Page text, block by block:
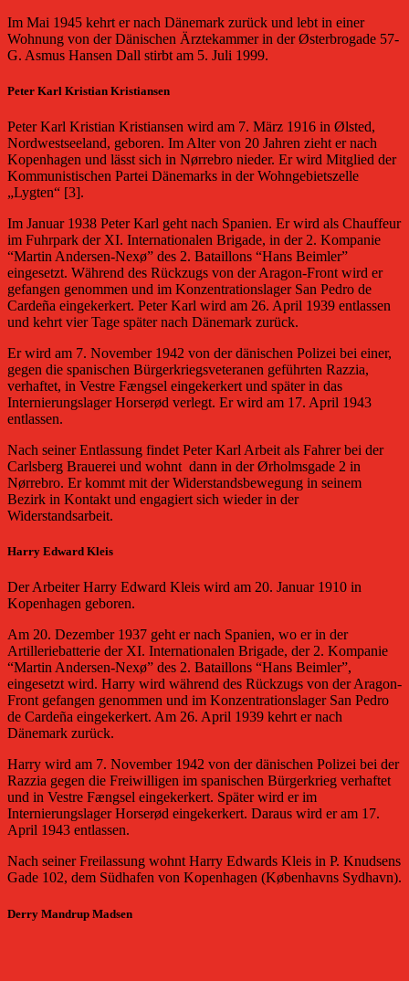
Im Mai 1945 kehrt er nach Dänemark zurück und lebt in einer
Wohnung von der Dänischen Ärztekammer in der Østerbrogade 57-
G. Asmus Hansen Dall stirbt am 5. Juli 1999.
Peter Karl Kristian Kristiansen
Peter Karl Kristian Kristiansen wird am 7. März 1916 in Ølsted,
Nordwestseeland, geboren. Im Alter von 20 Jahren zieht er nach
Kopenhagen und lässt sich in Nørrebro nieder. Er wird Mitglied der
Kommunistischen Partei Dänemarks in der Wohngebietszelle
„Lygten“ [3].
Im Januar 1938 Peter Karl geht nach Spanien. Er wird als Chauffeur
im Fuhrpark der XI. Internationalen Brigade, in der 2. Kompanie
“Martin Andersen-Nexø” des 2. Bataillons “Hans Beimler”
eingesetzt. Während des Rückzugs von der Aragon-Front wird er
gefangen genommen und im Konzentrationslager San Pedro de
Cardeña eingekerkert. Peter Karl wird am 26. April 1939 entlassen
und kehrt vier Tage später nach Dänemark zurück.
Er wird am 7. November 1942 von der dänischen Polizei bei einer,
gegen die spanischen Bürgerkriegsveteranen geführten Razzia,
verhaftet, in Vestre Fængsel eingekerkert und später in das
Internierungslager Horserød verlegt. Er wird am 17. April 1943
entlassen.
Nach seiner Entlassung findet Peter Karl Arbeit als Fahrer bei der
Carlsberg Brauerei und wohnt dann in der Ørholmsgade 2 in
Nørrebro. Er kommt mit der Widerstandsbewegung in seinem
Bezirk in Kontakt und engagiert sich wieder in der
Widerstandsarbeit.
Harry Edward Kleis
Der Arbeiter Harry Edward Kleis wird am 20. Januar 1910 in
Kopenhagen geboren.
Am 20. Dezember 1937 geht er nach Spanien, wo er in der
Artilleriebatterie der XI. Internationalen Brigade, der 2. Kompanie
“Martin Andersen-Nexø” des 2. Bataillons “Hans Beimler”,
eingesetzt wird. Harry wird während des Rückzugs von der Aragon-
Front gefangen genommen und im Konzentrationslager San Pedro
de Cardeña eingekerkert. Am 26. April 1939 kehrt er nach
Dänemark zurück.
Harry wird am 7. November 1942 von der dänischen Polizei bei der
Razzia gegen die Freiwilligen im spanischen Bürgerkrieg verhaftet
und in Vestre Fængsel eingekerkert. Später wird er im
Internierungslager Horserød eingekerkert. Daraus wird er am 17.
April 1943 entlassen.
Nach seiner Freilassung wohnt Harry Edwards Kleis in P. Knudsens
Gade 102, dem Südhafen von Kopenhagen (Københavns Sydhavn).
Derry Mandrup Madsen